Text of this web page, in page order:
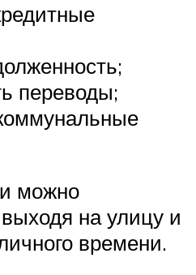
переводы;
можно
на улицу и
времени.